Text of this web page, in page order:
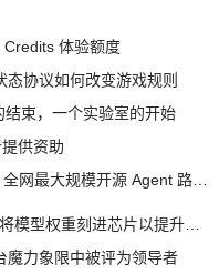
体验额度
协议如何改变游戏规则
束，一个实验室的开始
供资助
力象限中被评为领导者